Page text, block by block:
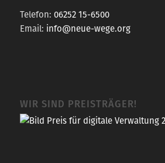
Telefon: 06252 15-6500
Email: info@neue-wege.org
WIR SIND PREISTRÄGER!